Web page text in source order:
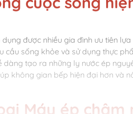
được nhiều gia đình ưu tiên lựa
cầu sống khỏe và sử dụng thực
tạo ra những ly nước ép
không gian bếp hiện đại hơn và
Máy ép chậm